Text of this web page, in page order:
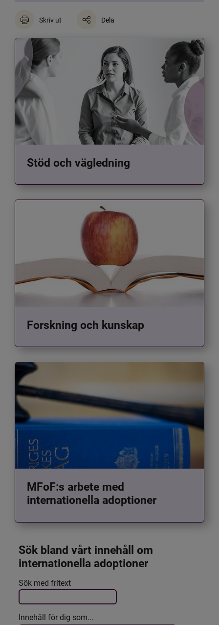
Skriv ut Dela
Stöd och vägledning
Forskning och kunskap
MFoF:s arbete med
internationella adoptioner
Sök bland vårt innehåll om
internationella adoptioner
Filtrera resultatet
Det här formuläret postas automatiskt
Sök med fritext
Innehåll för dig som...